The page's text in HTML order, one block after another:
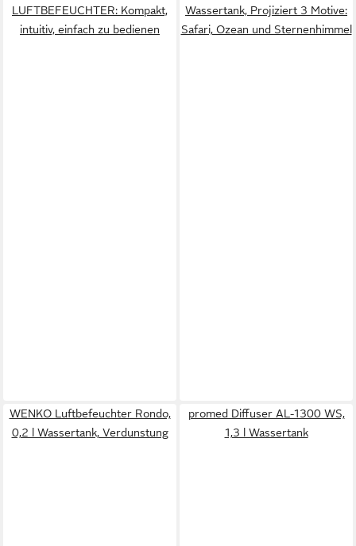
LUFTBEFEUCHTER: Kompakt,
intuitiv, einfach zu bedienen
Wassertank, Projiziert 3 Motive:
Safari, Ozean und Sternenhimmel
WENKO Luftbefeuchter Rondo,
0,2 l Wassertank, Verdunstung
promed Diffuser AL-1300 WS,
1,3 l Wassertank